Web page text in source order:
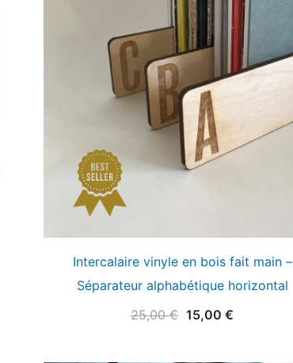
Intercalaire vinyle en bois fait main –
Séparateur alphabétique horizontal
25,00€ Le
15,00 €